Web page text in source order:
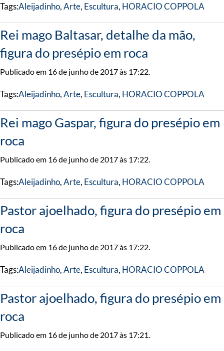
Tags:Aleijadinho,Arte, Escultura, HORACIO COPPOLA
Rei mago Baltasar, detalhe da mão,
figura do presépio em roca
Publicado em 16 de junho de 2017 às 17:22.
Tags:Aleijadinho,Arte, Escultura, HORACIO COPPOLA
Rei mago Gaspar, figura do presépio em
roca
Publicado em 16 de junho de 2017 às 17:22.
Tags:Aleijadinho,Arte, Escultura, HORACIO COPPOLA
Pastor ajoelhado, figura do presépio em
roca
Publicado em 16 de junho de 2017 às 17:22.
Tags:Aleijadinho,Arte, Escultura, HORACIO COPPOLA
Pastor ajoelhado, figura do presépio em
roca
Publicado em 16 de junho de 2017 às 17:21.